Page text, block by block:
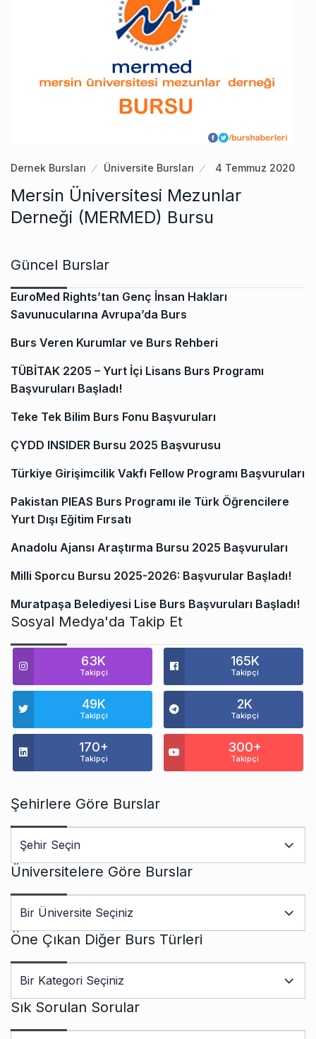
Dernek Bursları Üniversite Bursları 4 Temmuz 2020
Mersin Üniversitesi Mezunlar
Derneği (MERMED) Bursu
Güncel Burslar
EuroMed Rights’tan Genç İnsan Hakları
Savunucularına Avrupa’da Burs
Burs Veren Kurumlar ve Burs Rehberi
TÜBİTAK 2205 – Yurt İçi Lisans Burs Programı
Başvuruları Başladı!
Teke Tek Bilim Burs Fonu Başvuruları
ÇYDD INSIDER Bursu 2025 Başvurusu
Türkiye Girişimcilik Vakfı Fellow Programı Başvuruları
Pakistan PIEAS Burs Programı ile Türk Öğrencilere
Yurt Dışı Eğitim Fırsatı
Anadolu Ajansı Araştırma Bursu 2025 Başvuruları
Milli Sporcu Bursu 2025-2026: Başvurular Başladı!
Muratpaşa Belediyesi Lise Burs Başvuruları Başladı!
Sosyal Medya'da Takip Et
63K
Takipçi
165K
Takipçi
49K
Takipçi
2K
Takipçi
170+
Takipçi
300+
Takipçi
Şehirlere Göre Burslar
Üniversitelere Göre Burslar
Öne Çıkan Diğer Burs Türleri
Sık Sorulan Sorular